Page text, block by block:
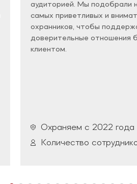
аудиторией. Мы подобрали
самых приветливых и
охранников, чтобы
доверительные отношения
клиентом.
Охраняем с 2022 года
Количество